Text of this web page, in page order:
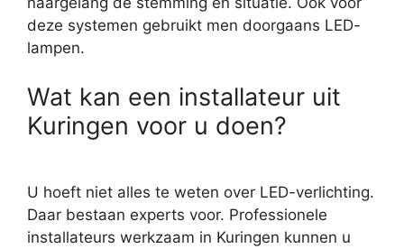
deze systemen gebruikt men doorgaans LED-
lampen.
Wat kan een installateur uit
Kuringen voor u doen?
U hoeft niet alles te weten over LED-verlichting.
Daar bestaan experts voor. Professionele
installateurs werkzaam in Kuringen kunnen u